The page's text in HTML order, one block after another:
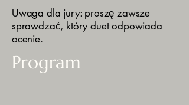
Uwaga dla jury: proszę zawsze
sprawdzać, który duet odpowiada
ocenie.
Program